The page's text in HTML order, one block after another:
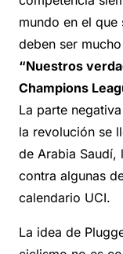
mundo en el
deben ser
“Nuestros
Champions
La parte
la revolución se
de Arabia Saudí,
contra algunas
calendario UCI.
La idea de